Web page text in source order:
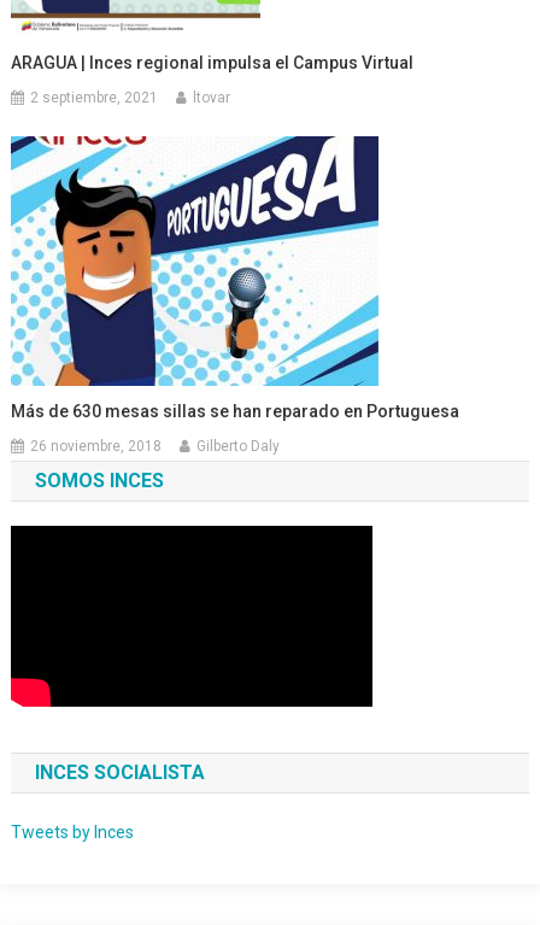
ARAGUA | Inces regional impulsa el Campus Virtual
2 septiembre, 2021 ltovar
Más de 630 mesas sillas se han reparado en Portuguesa
26 noviembre, 2018 Gilberto Daly
SOMOS INCES
INCES SOCIALISTA
Tweets by Inces